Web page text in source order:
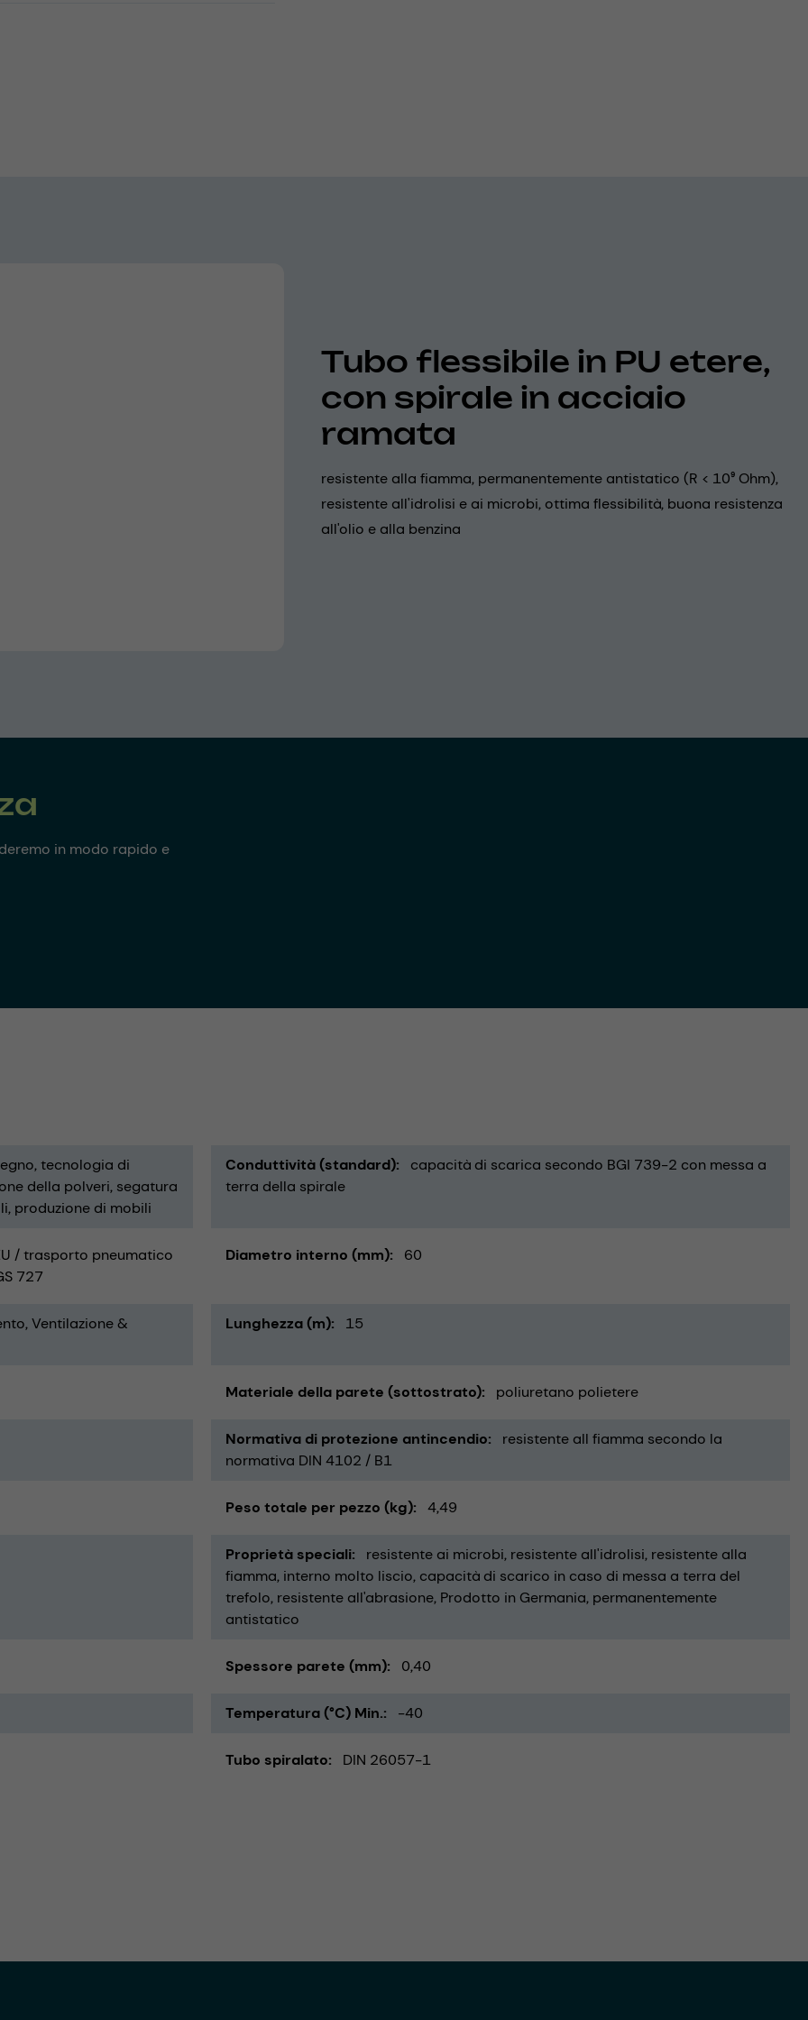
Tubo flessibile in PU etere,
con spirale in acciaio
ramata
resistente alla fiamma, permanentemente antistatico (R < 10⁹ Ohm),
resistente all'idrolisi e ai microbi, ottima flessibilità, buona resistenza
all'olio e alla benzina
in modo rapido e
tecnologia di
della polveri segatura
produzione di mobili
Conduttività (standard)
capacità di scarica secondo BGI 739-2 con messa a
terra della spirale
/ trasporto pneumatico
727
Diametro interno (mm) 60
Ventilazione &
Lunghezza (m) 15
Materiale della parete (sottostrato) poliuretano polietere
Normativa di protezione antincendio
resistente all fiamma secondo la
normativa DIN 4102 / B1
Peso totale per pezzo (kg) 4,49
Proprietà speciali resistente ai microbi resistente all'idrolisi resistente alla
fiamma interno molto liscio capacità di scarico in caso di messa a terra del
trefolo resistente all'abrasione Prodotto in Germania permanentemente
antistatico
Spessore parete (mm) 0,40
Temperatura (°C) Min. -40
Tubo spiralato DIN 26057-1